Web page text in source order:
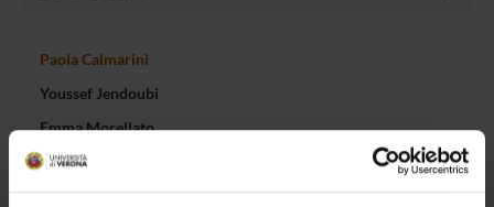
Paola Calmarini
Youssef Jendoubi
Emma Morellato
Andrea Pilati